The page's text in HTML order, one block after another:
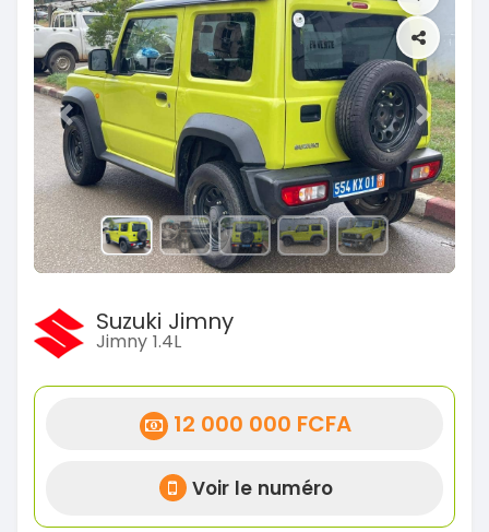
Previous Next
Suzuki Jimny
Jimny 1.4L
12 000 000 FCFA
Voir le numéro